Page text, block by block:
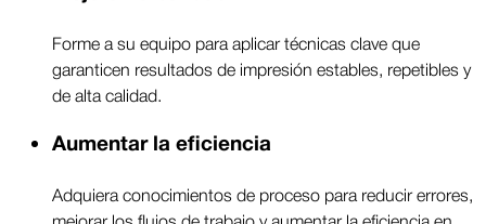
Forme a su equipo para aplicar técnicas clave que
garanticen resultados de impresión estables, repetibles y
de alta calidad.
Aumentar la eficiencia
Adquiera conocimientos de proceso para reducir errores,